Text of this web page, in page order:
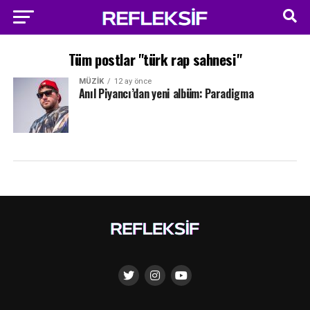
Tüm postlar "türk rap sahnesi"
MÜZIK 12 ay önce
Anıl Piyancı’dan yeni albüm: Paradigma